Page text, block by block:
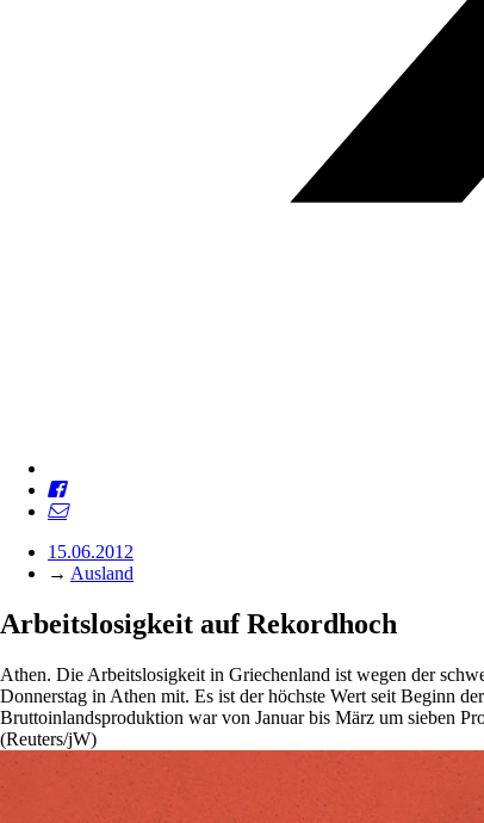
15.06.2012
→ Ausland
Arbeitslosigkeit auf Rekordhoch
Athen. Die Arbeitslosigkeit in Griechenland ist wegen der
Donnerstag in Athen mit. Es ist der höchste Wert seit Beginn
Bruttoinlandsproduktion war von Januar bis März um sieben
(Reuters/jW)